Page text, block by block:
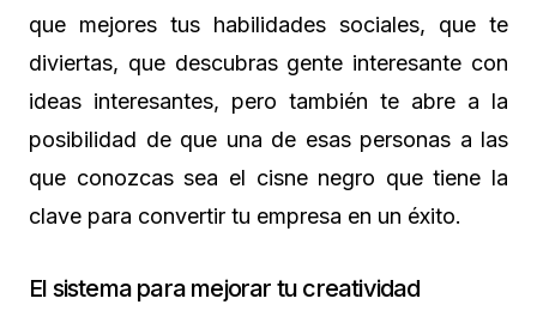
que mejores tus habilidades sociales, que te
diviertas, que descubras gente interesante con
ideas interesantes, pero también te abre a la
posibilidad de que una de esas personas a las
que conozcas sea el cisne negro que tiene la
clave para convertir tu empresa en un éxito.
El sistema para mejorar tu creatividad